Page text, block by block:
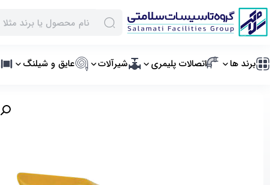
برند ها اتصالات پلیمری شیرآلات عایق و شیلنگ